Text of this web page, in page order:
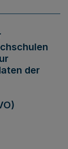
der